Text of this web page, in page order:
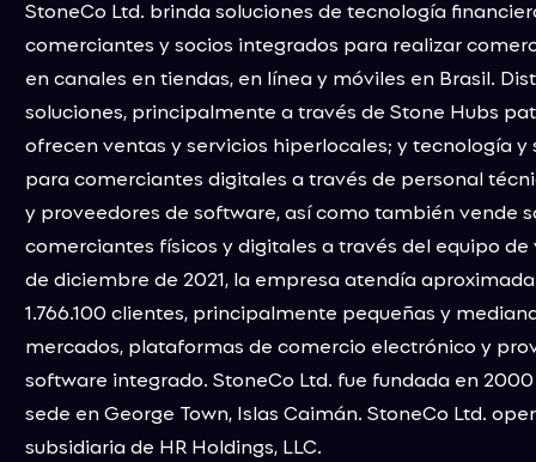
StoneCo Ltd. brinda soluciones de tecnología
comerciantes y socios integrados para realizar
en canales en tiendas, en línea y móviles en Brasil.
soluciones, principalmente a través de Stone Hubs
ofrecen ventas y servicios hiperlocales; y tecnología y
para comerciantes digitales a través de personal
y proveedores de software, así como también vende
comerciantes físicos y digitales a través del equipo de
de diciembre de 2021, la empresa atendía
1.766.100 clientes, principalmente pequeñas y
mercados, plataformas de comercio electrónico y
software integrado. StoneCo Ltd. fue fundada en
sede en George Town, Islas Caimán. StoneCo Ltd.
subsidiaria de HR Holdings, LLC.